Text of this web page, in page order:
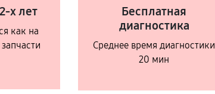
х лет
как на
Бесплатная
диагностика
Среднее время диагностики
20 мин